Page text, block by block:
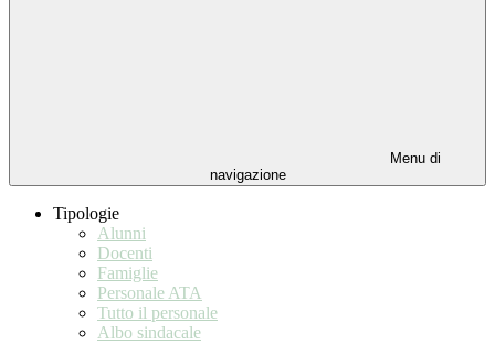
Menu di
navigazione
Tipologie
Alunni
Docenti
Famiglie
Personale ATA
Tutto il personale
Albo sindacale